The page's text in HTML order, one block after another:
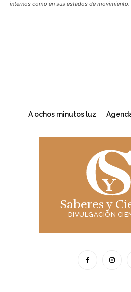
internos como en sus estados de movimiento.
A ochos minutos luz
Saberes y
DIVULGACIÓN